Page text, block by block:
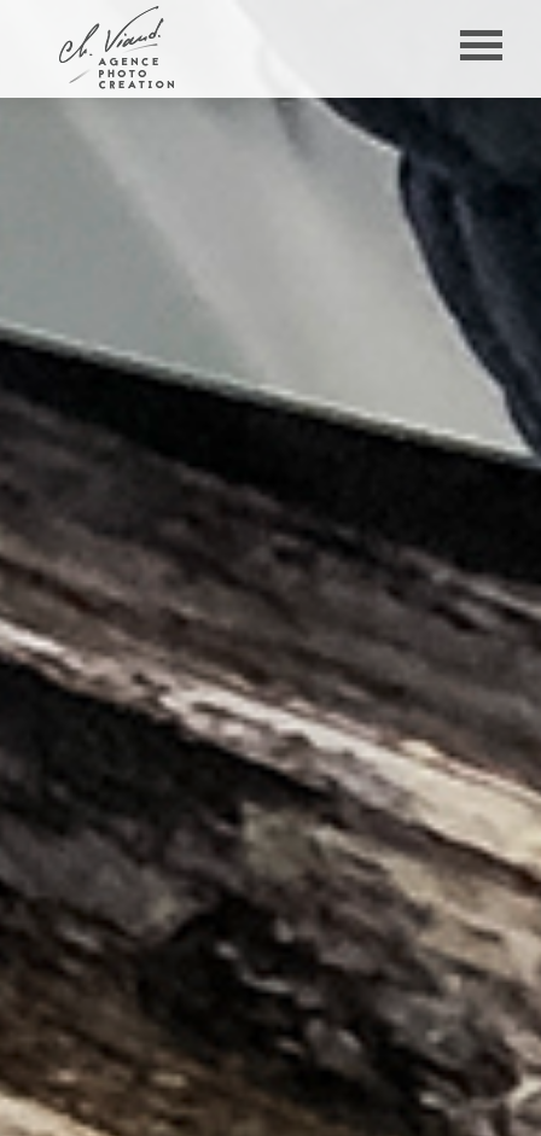
Panneau de gestion des cookies